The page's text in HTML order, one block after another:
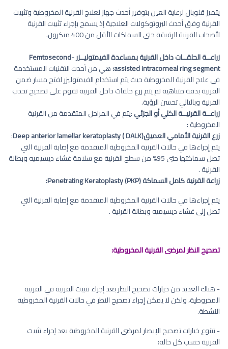
يتميز قلوبال لرعاية العين بتوفير أحدث جهاز لعلاج القرنية المخروطية وتثبيت
القرنية وفق أحدث البروتوكولات العلاجية إذ يسمح بإجراء تثبيت القرنية
لأصحاب القرنية الرقيقة حتى السماكات الأقل من 400 ميكرون.
زراعــة الحلقــات داخل القرنية بمساعدة الفيمتوليــزرFemtosecond-
assisted intracorneal ring segment
:هي من أحدث التقنيات المستخدمة
في علاج القرنية المخروطية حيث يتم استخدام الفيمتوليزر لفتح مسار ضمن
القرنية بدقة متناهية ثم يتم زرع حلقات داخل القرنية تقوم على تصحيح تحدب
القرنية وبالتالي تحسن الرؤية.
زراعــة القرنيــة الكلي أو الجزئي:يتم في المراحل المتقدمة من القرنية
المخروطية :
زرع القرنية الأمامي العميق(DALK ) Deep anterior lamellar keratoplasty
:
يتم إجراءها في حالات القرنية المخروطية المتقدمة مع إصابة القرنية التي
تصل سماكتها حتى 95% من سطح القرنية مع سلامة غشاء ديسيميه وبطانة
القرنية .
زراعة القرنية كامل السماكةPenetrating Keratoplasty (PKP)
:
يتم إجراءها في حالات القرنية المخروطية المتقدمة مع إصابة القرنية التي
تصل إلى غشاء ديسيميه وبطانة القرنية .
تصحيح النظر لمرضى القرنية المخروطية:
- هناك العديد من خيارات تصحيح النظر بعد إجراء تثبيت القرنية في القرنية
المخروطية، ولكن لا يمكن إجراء تصحيح النظر في حالات القرنية المخروطية
النشطة.
- تتنوع خيارات تصحيح الإبصار لمرضى القرنية المخروطية بعد إجراء تثبيت
القرنية حسب كل حالة: